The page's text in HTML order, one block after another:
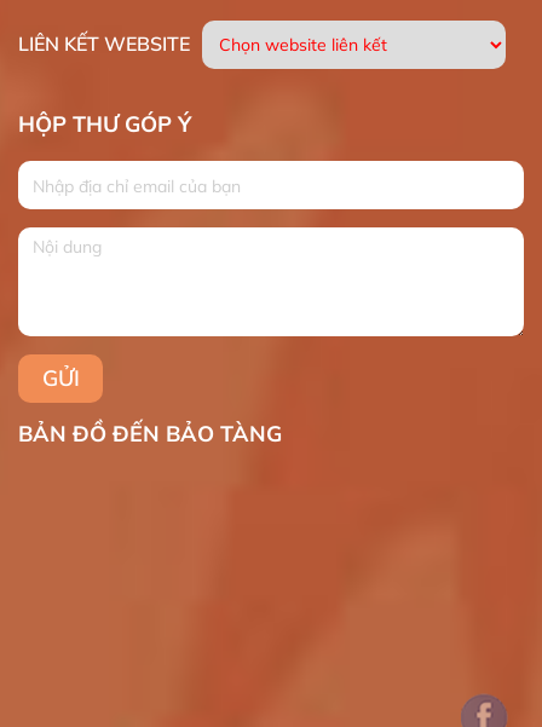
LIÊN KẾT WEBSITE
HỘP THƯ GÓP Ý
BẢN ĐỒ ĐẾN BẢO TÀNG